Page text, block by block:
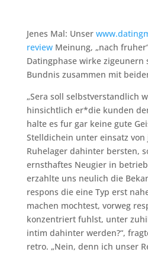
Jenes Mal: Unser
reviewMeinung, „nach
Datingphase wirke
Bundnis zusammen mit
„Sera soll selbstverstandlich
hinsichtlich er*die kunden
halte es fur gar keine gute
Stelldichein unter einsatz
Ruhelager dahinter bersten,
ernsthaftes Neugier in
erzahlte uns neulich die
respons die eine Typ erst
machen mochtest, vorweg
konzentriert fuhlst, unter
intim dahinter werden?“,
retro. „Nein, denn ich unser